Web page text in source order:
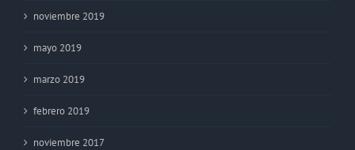
noviembre 2019
mayo 2019
marzo 2019
febrero 2019
noviembre 2017